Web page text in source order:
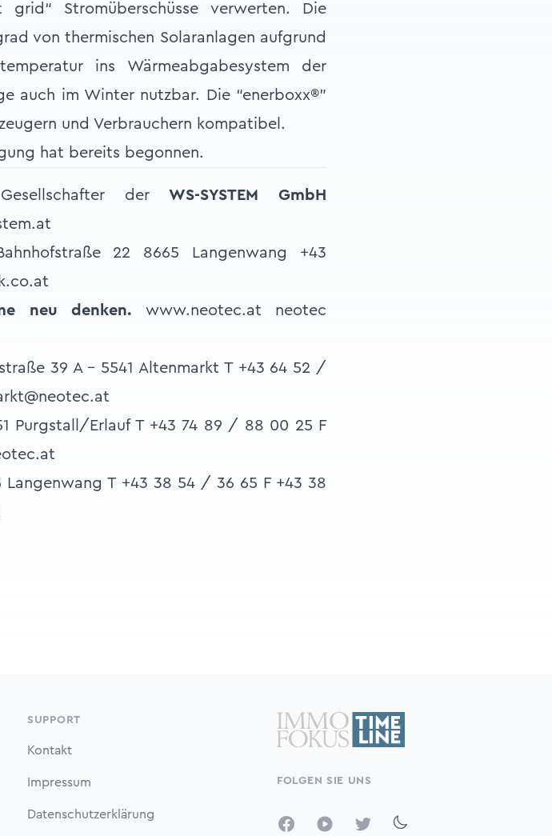
grid“ Stromüberschüsse verwerten. Die
von thermischen Solaranlagen aufgrund
ins Wärmeabgabesystem der
auch im Winter nutzbar. Die “enerboxx®”
und Verbrauchern kompatibel.
hat bereits begonnen.
Gesellschafter derWS-SYSTEM GmbH
22 8665 Langenwang +43
neu denken. www.neotec.at neotec
39 A – 5541 Altenmarkt T +43 64 52 /
Purgstall/Erlauf T +43 74 89 / 88 00 25 F
Langenwang T +43 38 54 / 36 65 F +43 38
SUPPORT
Kontakt
Impressum
Datenschutzerklärung
FOLGEN SIE UNS
FacebookYouTubeTwitter